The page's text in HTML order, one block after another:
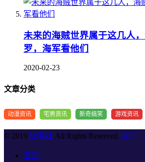
未来的海贼世界属于这几人
罗，海军看他们
2020-02-23
文章分类
动漫资讯 宅男资讯 新奇搞笑 游戏资讯
© 2019 优宅社 All Rights Reserved. 关于
首页